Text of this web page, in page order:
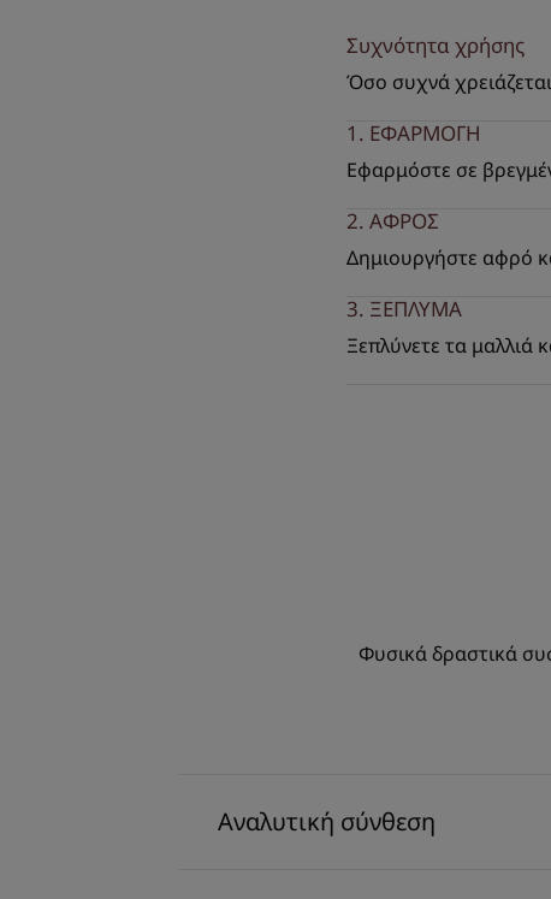
Συχνότητα χρήσης
Όσο συχνά χρειάζεται
1. ΕΦΑΡΜΟΓΗ
Εφαρμόστε σε
2. ΑΦΡΟΣ
Δημιουργήστε αφρό
3. ΞΕΠΛΥΜΑ
Ξεπλύνετε τα μαλλιά
Φυσικά δραστικά
Αναλυτική σύνθεση